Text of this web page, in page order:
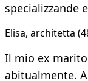
specializzande
Elisa, architetta
Il mio ex
abitualmente.